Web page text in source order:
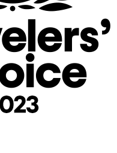
- пансионате
о пансионате
отдых